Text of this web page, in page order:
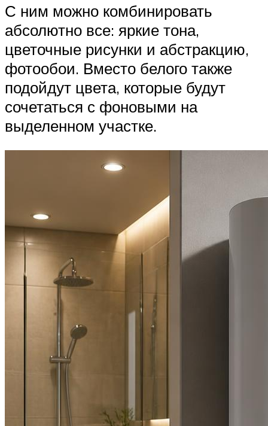
С ним можно комбинировать
абсолютно все: яркие тона,
цветочные рисунки и абстракцию,
фотообои. Вместо белого также
подойдут цвета, которые будут
сочетаться с фоновыми на
выделенном участке.